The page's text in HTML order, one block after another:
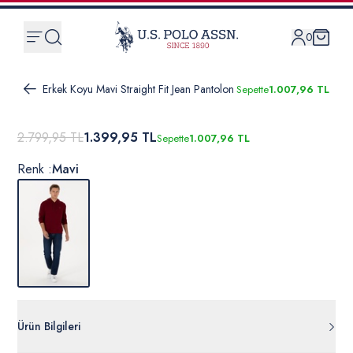
0
Erkek Koyu Mavi Straight Fit Jean Pantolon Sepette1.007,96 TL
2.799,95 TL1.399,95 TLSepette1.007,96 TL
Renk :Mavi
Ürün Bilgileri